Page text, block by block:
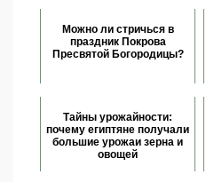
Можно ли стричься в
праздник Покрова
Пресвятой Богородицы?
Тайны урожайности:
почему египтяне получали
большие урожаи зерна и
овощей